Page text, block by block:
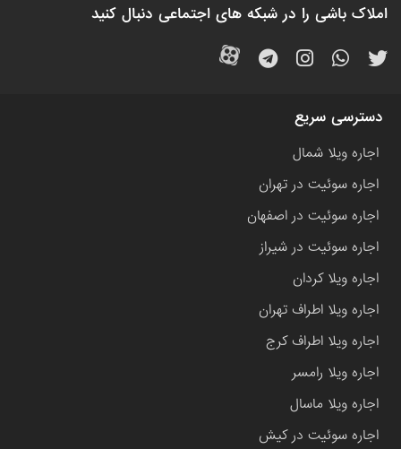
املاک باشی را در شبکه های اجتماعی دنبال کنید
دسترسی سریع
اجاره ویلا شمال
اجاره سوئیت در تهران
اجاره سوئیت در اصفهان
اجاره سوئیت در شیراز
اجاره ویلا کردان
اجاره ویلا اطراف تهران
اجاره ویلا اطراف کرج
اجاره ویلا رامسر
اجاره ویلا ماسال
اجاره سوئیت در کیش